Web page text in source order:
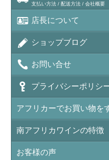
支払い方法 / 配送方法 / 会社概要
店長について
ショップブログ
お問い合せ
プライバシーポリシ
アフリカーでお買い物を
南アフリカワインの特徴
お客様の声